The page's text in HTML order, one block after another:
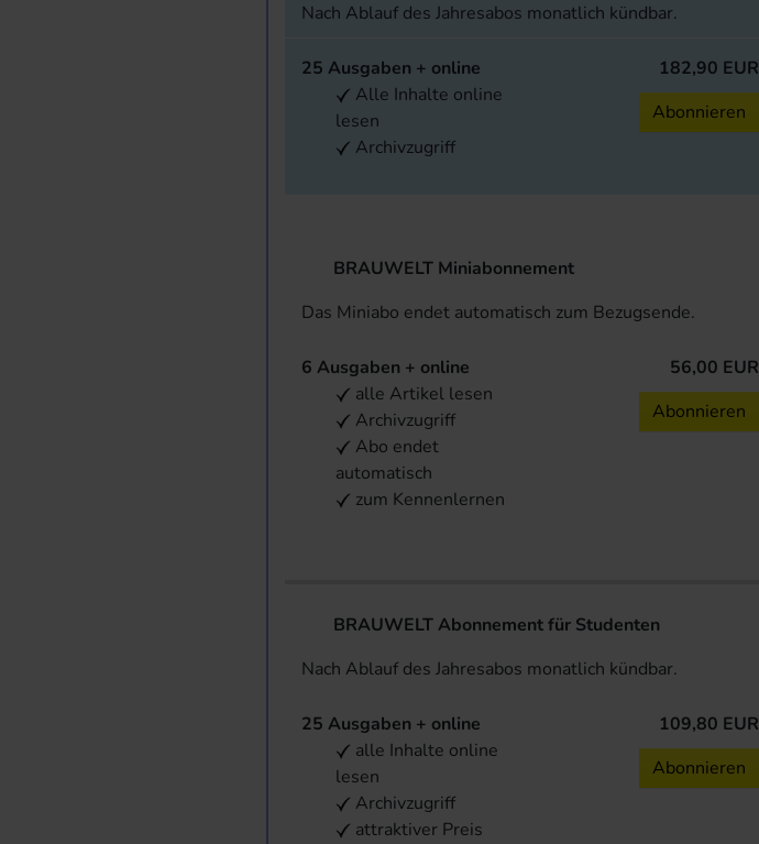
Nach Ablauf des Jahresabos monatlich kündbar.
25 Ausgaben + online
Alle Inhalte online
lesen
Archivzugriff
182,90 EUR
Abonnieren
BRAUWELT Miniabonnement
Das Miniabo endet automatisch zum Bezugsende.
6 Ausgaben + online
alle Artikel lesen
Archivzugriff
Abo endet
automatisch
zum Kennenlernen
56,00 EUR
Abonnieren
BRAUWELT Abonnement für Studenten
Nach Ablauf des Jahresabos monatlich kündbar.
25 Ausgaben + online
alle Inhalte online
lesen
Archivzugriff
attraktiver Preis
109,80 EUR
Abonnieren